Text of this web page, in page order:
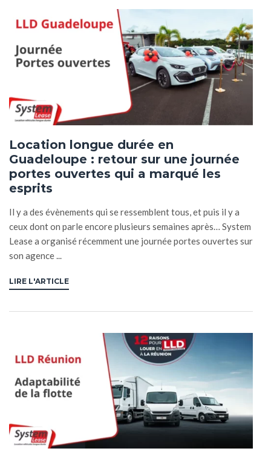
Location longue durée en
Guadeloupe : retour sur une journée
portes ouvertes qui a marqué les
esprits
Il y a des évènements qui se ressemblent tous, et puis il y a
ceux dont on parle encore plusieurs semaines après… System
Lease a organisé récemment une journée portes ouvertes sur
son agence ...
LIRE L'ARTICLE